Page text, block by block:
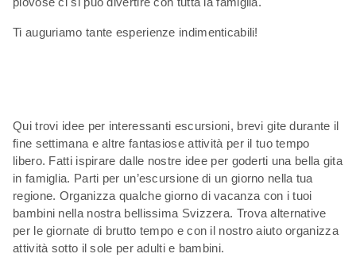
Ti auguriamo tante esperienze indimenticabili!
Qui trovi idee per interessanti escursioni, brevi gite durante il
fine settimana e altre fantasiose attività per il tuo tempo
libero. Fatti ispirare dalle nostre idee per goderti una bella gita
in famiglia. Parti per un’escursione di un giorno nella tua
regione. Organizza qualche giorno di vacanza con i tuoi
bambini nella nostra bellissima Svizzera. Trova alternative
per le giornate di brutto tempo e con il nostro aiuto organizza
attività sotto il sole per adulti e bambini.